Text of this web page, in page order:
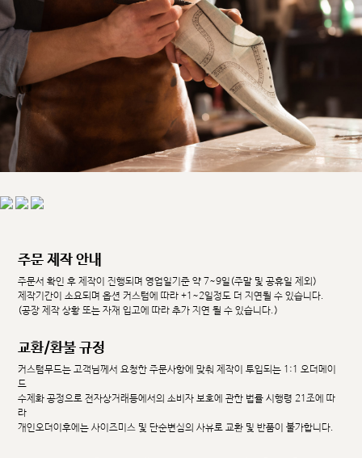
주문 제작 안내
주문서 확인 후 제작이 진행되며 영업일기준 약 7~9일(주말 및 공휴일 제외)
제작기간이 소요되며 옵션 커스텀에 따라 +1~2일정도 더 지연될 수 있습니다.
(공장 제작 상황 또는 자재 입고에 따라 추가 지연 될 수 있습니다.)
교환/환불 규정
커스텀무드는 고객님께서 요청한 주문사항에 맞춰 제작이 투입되는 1:1 오더메이
드
수제화 공정으로 전자상거래등에서의 소비자 보호에 관한 법률 시행령 21조에 따
라
개인오더이후에는 사이즈미스 및 단순변심의 사유로 교환 및 반품이 불가합니다.